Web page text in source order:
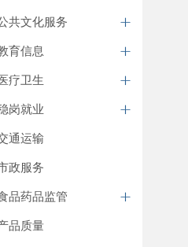
共文化服务
育信息
疗卫生
岗就业
通运输
政服务
品药品监管
品质量